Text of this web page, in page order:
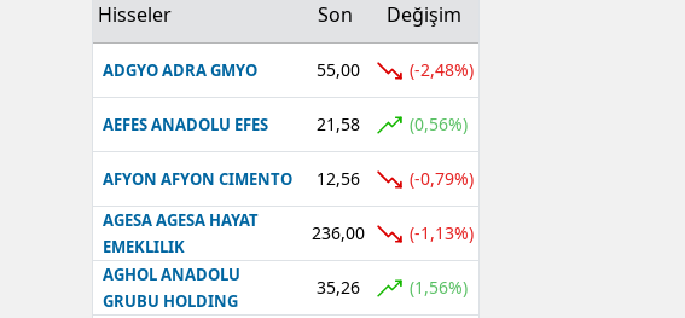
Hisseler Son Değişim
ADGYO ADRA GMYO 55,00 (-2,48%)
AEFES ANADOLU EFES 21,58 (0,56%)
AFYON AFYON CIMENTO 12,56 (-0,79%)
AGESA AGESA HAYAT
EMEKLILIK
236,00 (-1,13%)
AGHOL ANADOLU
GRUBU HOLDING
35,26 (1,56%)